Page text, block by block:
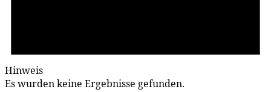
Hinweis
Es wurden keine Ergebnisse gefunden.